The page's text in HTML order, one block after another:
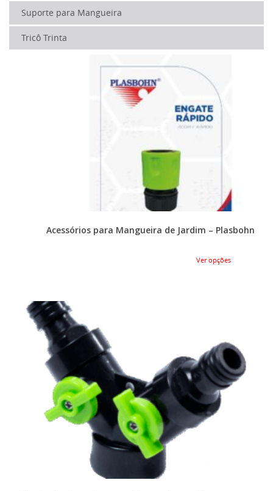
Suporte para Mangueira
Tricô Trinta
Acessórios para Mangueira de Jardim – Plasbohn
Ver opções